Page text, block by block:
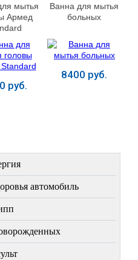
мытья
Армед
руб.
Ванна для мытья
больных
8400 руб.
автомобиль